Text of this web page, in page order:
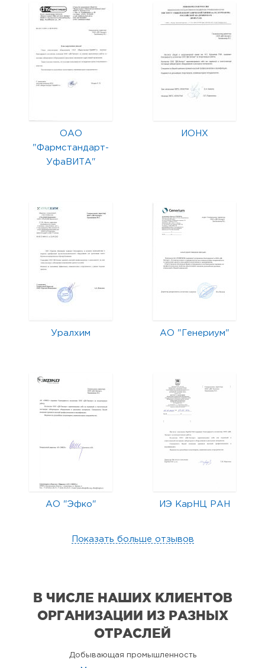
ОАО
"Фармстандарт-
УфаВИТА"
ИОНХ
Уралхим АО "Генериум"
АО "Эфко" ИЭ КарНЦ РАН
Показать больше отзывов
В ЧИСЛЕ НАШИХ КЛИЕНТОВ
ОРГАНИЗАЦИИ ИЗ РАЗНЫХ
ОТРАСЛЕЙ
Добывающая промышленность